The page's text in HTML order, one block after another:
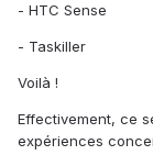
- HTC Sense
- Taskiller
Voilà !
Effectivement, ce
expériences